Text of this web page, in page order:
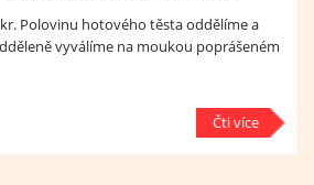
Polovinu hotového těsta oddělíme a
vyválíme na moukou poprášeném
Čti více